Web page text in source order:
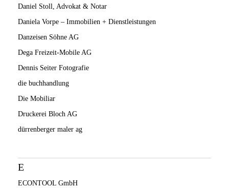
Daniel Stoll, Advokat & Notar
Daniela Vorpe – Immobilien + Dienstleistungen
Danzeisen Söhne AG
Dega Freizeit-Mobile AG
Dennis Seiter Fotografie
die buchhandlung
Die Mobiliar
Druckerei Bloch AG
dürrenberger maler ag
E
ECONTOOL GmbH